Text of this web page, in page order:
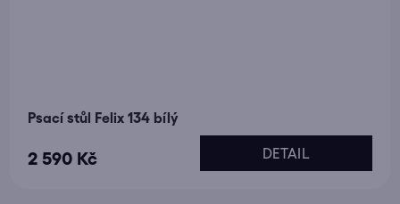
Psací stůl Felix 134 bílý
2 590 Kč DETAIL